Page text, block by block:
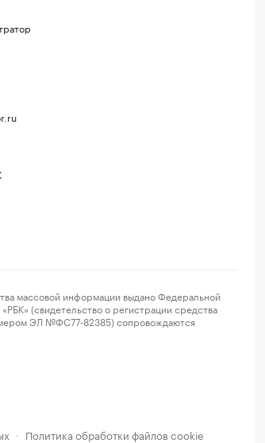
массовой информации выдано Федеральной
(свидетельство о регистрации средства
ЭЛ №ФС77-82385) сопровождаются
· Политика обработки файлов cookie